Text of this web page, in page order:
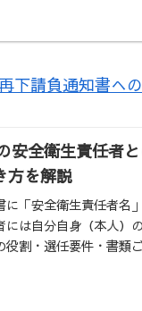
下請負通知書へ
安全衛生責任者
方を解説
「安全衛生責任者名
自分自身（本人）の名
割・選任要件・書類